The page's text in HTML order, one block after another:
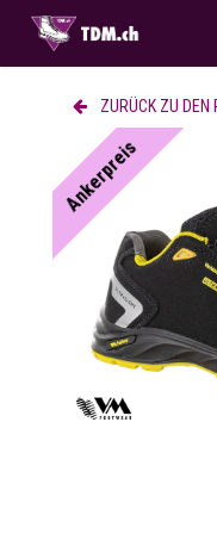
ZURÜCK ZU DEN
Ankerpreis